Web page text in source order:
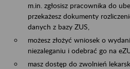
m.in. zgłosisz pracownika do
przekażesz dokumenty
danych z bazy ZUS,
możesz złożyć wniosek o
niezaleganiu i odebrać go na
masz dostęp do zwolnień